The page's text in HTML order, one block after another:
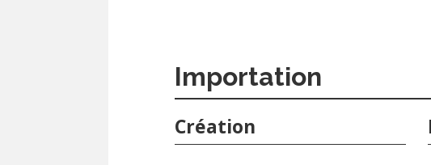
Importation
Création